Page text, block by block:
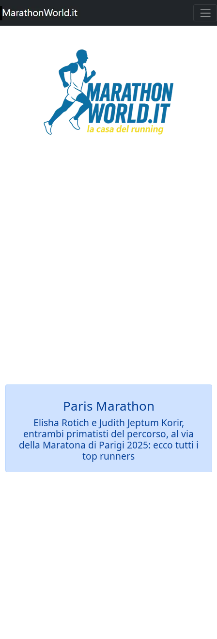
Paris Marathon
Elisha Rotich e Judith Jeptum Korir,
entrambi primatisti del percorso, al via
della Maratona di Parigi 2025: ecco tutti i
top runners